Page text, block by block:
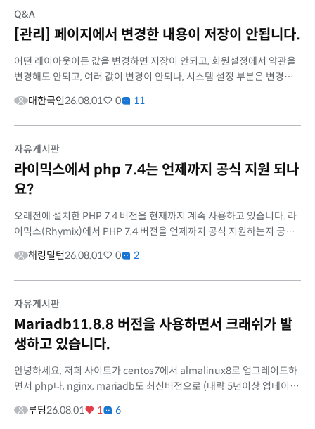
Q&A
[관리] 페이지에서 변경한 내용이 저장이 안됩니다.
어떤 레이아웃이든 값을 변경하면 저장이 안되고, 회원설정에서 약관을
변경해도 안되고, 여러 값이 변경이 안되나, 시스템 설정 부분은 변경이
대한국인26.08.01 0 11
자유게시판
라이믹스에서 php 7.4는 언제까지 공식 지원 되나
요?
오래전에 설치한 PHP 7.4 버전을 현재까지 계속 사용하고 있습니다. 라
이믹스(Rhymix)에서 PHP 7.4 버전을 언제까지 공식 지원하는지 궁금
고 PHP ...
해링밀턴26.08.01 0 2
자유게시판
Mariadb11.8.8 버전을 사용하면서 크래쉬가 발
생하고 있습니다.
안녕하세요, 저희 사이트가 centos7에서 almalinux8로 업그레이드하
면서 php나, nginx, mariadb도 최신버전으로 (대략 5년이상 업데이트
이 며칠...
루딩26.08.01 1 6